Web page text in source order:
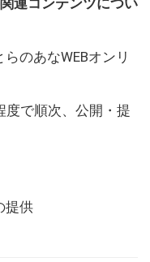
のあなWEBオンリ
度で順次、公開・提
提供